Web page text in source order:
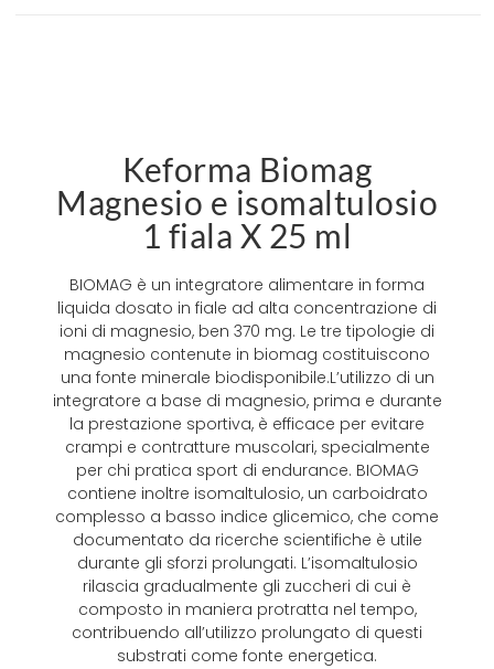
Keforma Biomag
Magnesio e isomaltulosio
1 fiala X 25 ml
BIOMAG è un integratore alimentare in forma
liquida dosato in fiale ad alta concentrazione di
ioni di magnesio, ben 370 mg. Le tre tipologie di
magnesio contenute in biomag costituiscono
una fonte minerale biodisponibile.L’utilizzo di un
integratore a base di magnesio, prima e durante
la prestazione sportiva, è efficace per evitare
crampi e contratture muscolari, specialmente
per chi pratica sport di endurance. BIOMAG
contiene inoltre isomaltulosio, un carboidrato
complesso a basso indice glicemico, che come
documentato da ricerche scientifiche è utile
durante gli sforzi prolungati. L’isomaltulosio
rilascia gradualmente gli zuccheri di cui è
composto in maniera protratta nel tempo,
contribuendo all’utilizzo prolungato di questi
substrati come fonte energetica.